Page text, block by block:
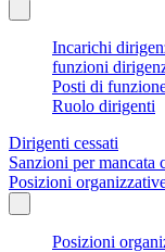
Incarichi
funzioni
Posti di
Ruolo dirigenti
Dirigenti cessati
Sanzioni per mancata
Posizioni
Posizioni